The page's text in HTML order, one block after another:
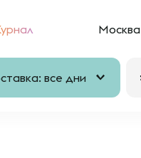
Москва
все дни